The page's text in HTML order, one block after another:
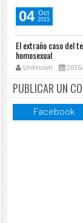
04 Oct
2015
El extraño caso del
homosexual
Unknown
PUBLICAR UN
Facebook